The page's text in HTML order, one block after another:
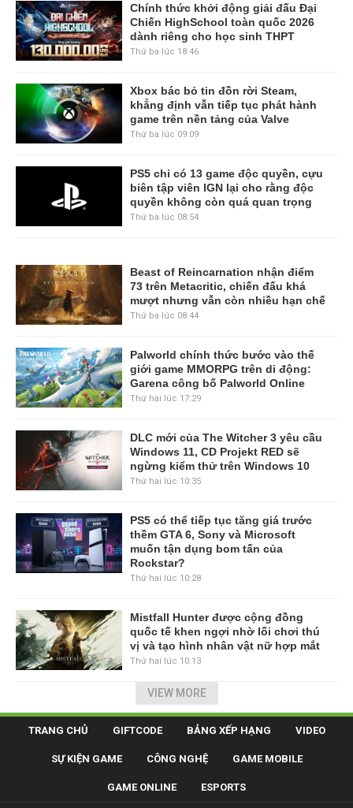
Chính thức khởi động giải đấu Đại
Chiến HighSchool toàn quốc 2026
dành riêng cho học sinh THPT
Thứ ba lúc 18:46
Xbox bác bỏ tin đồn rời Steam,
khẳng định vẫn tiếp tục phát hành
game trên nền tảng của Valve
Thứ ba lúc 09:09
PS5 chỉ có 13 game độc quyền, cựu
biên tập viên IGN lại cho rằng độc
quyền không còn quá quan trọng
Thứ ba lúc 08:54
Beast of Reincarnation nhận điểm
73 trên Metacritic, chiến đấu khá
mượt nhưng vẫn còn nhiều hạn chế
Thứ ba lúc 08:44
Palworld chính thức bước vào thế
giới game MMORPG trên di động:
Garena công bố Palworld Online
Thứ hai lúc 17:29
DLC mới của The Witcher 3 yêu cầu
Windows 11, CD Projekt RED sẽ
ngừng kiểm thử trên Windows 10
Thứ hai lúc 10:35
PS5 có thể tiếp tục tăng giá trước
thềm GTA 6, Sony và Microsoft
muốn tận dụng bom tấn của
Rockstar?
Thứ hai lúc 10:28
Mistfall Hunter được cộng đồng
quốc tế khen ngợi nhờ lối chơi thú
vị và tạo hình nhân vật nữ hợp mắt
Thứ hai lúc 10:13
VIEW MORE
TRANG CHỦ GIFTCODE BẢNG XẾP HẠNG VIDEO
SỰ KIỆN GAME CÔNG NGHỆ GAME MOBILE
GAME ONLINE ESPORTS